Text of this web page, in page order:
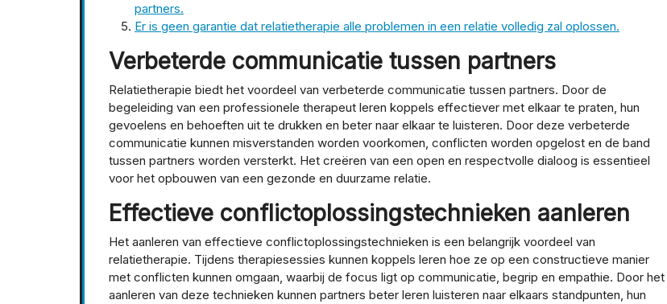
partners.
Er is geen garantie dat relatietherapie alle problemen in een relatie volledig zal oplossen.
Verbeterde communicatie tussen partners
Relatietherapie biedt het voordeel van verbeterde communicatie tussen partners. Door de
begeleiding van een professionele therapeut leren koppels effectiever met elkaar te praten, hun
gevoelens en behoeften uit te drukken en beter naar elkaar te luisteren. Door deze verbeterde
communicatie kunnen misverstanden worden voorkomen, conflicten worden opgelost en de band
tussen partners worden versterkt. Het creëren van een open en respectvolle dialoog is essentieel
voor het opbouwen van een gezonde en duurzame relatie.
Effectieve conflictoplossingstechnieken aanleren
Het aanleren van effectieve conflictoplossingstechnieken is een belangrijk voordeel van
relatietherapie. Tijdens therapiesessies kunnen koppels leren hoe ze op een constructieve manier
met conflicten kunnen omgaan, waarbij de focus ligt op communicatie, begrip en empathie. Door het
aanleren van deze technieken kunnen partners beter leren luisteren naar elkaars standpunten, hun